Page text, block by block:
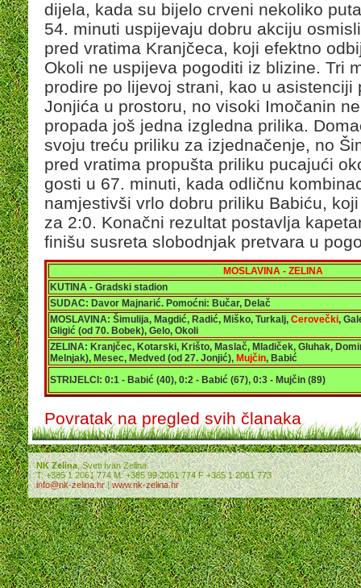
dijela, kada su bijelo crveni nekoliko
54. minuti uspijevaju dobru akciju
pred vratima Kranjčeca, koji efektno
Okoli ne uspijeva pogoditi iz blizine. Tri
prodire po lijevoj strani, kao u
Jonjića u prostoru, no visoki Imočanin
propada još jedna izgledna prilika.
svoju treću priliku za izjednačenje, no
pred vratima propušta priliku pucajući
gosti u 67. minuti, kada odličnu
namjestivši vrlo dobru priliku Babiću,
za 2:0. Konačni rezultat postavlja
finišu susreta slobodnjak pretvara u
MOSLAVINA - ZELINA
KUTINA - Gradski stadion
SUDAC: Davor Majnarić. Pomoćni: Bučar, Delač
MOSLAVINA: Šimulija, Magdić, Radić, Miško, Turkalj, Cerovečki,
Gligić (od 70. Bobek), Gelo, Okoli
ZELINA: Kranjčec, Kotarski, Krišto, Maslač, Mladiček, Gluhak,
Melnjak), Mesec, Medved (od 27. Jonjić), Mujčin, Babić
STRIJELCI: 0:1 - Babić (40), 0:2 - Babić (67), 0:3 - Mujčin (89)
Povratak na pregled svih članaka
NK Zelina, Sveti Ivan Zelina
T: +385 1 2061 774 M: +385 99 2061 774 F +385 1 2061 773
info@nk-zelina.hr|www.nk-zelina.hr